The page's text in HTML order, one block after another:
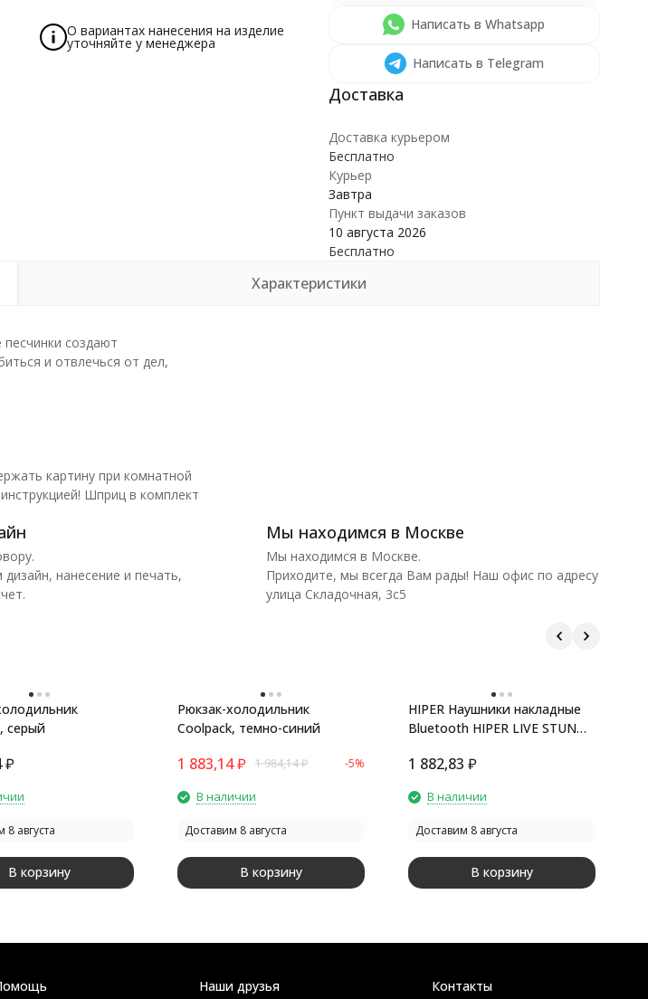
О вариантах нанесения на изделие
уточняйте у менеджера
Написать в Whatsapp
Написать в Telegram
Доставка курьером
Бесплатно
Курьер
Завтра
Пункт выдачи заказов
10 августа 2026
Бесплатно
Характеристики
создают
и отвлечься от дел,
картину при комнатной
Шприц в комплект
нанесение и печать,
Мы находимся в Москве
Мы находимся в Москве.
Приходите, мы всегда Вам рады! Наш офис по адресу
улица Складочная, 3с5
серый
₽
8 августа
В корзину
Рюкзак-холодильник
Coolpack, темно-синий
1 883,14₽ 1 984,14₽ -5%
В наличии
Доставим 8 августа
В корзину
HIPER Наушники накладные
Bluetooth HIPER LIVE STUN
1 882,83 ₽
В наличии
Доставим 8 августа
В корзину
Наши друзья Контакты